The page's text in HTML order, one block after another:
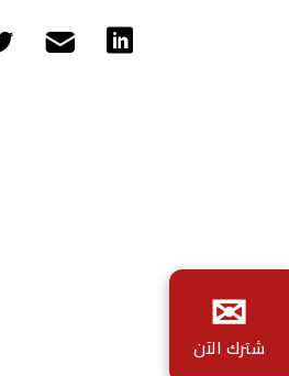
✉
شترك الآن